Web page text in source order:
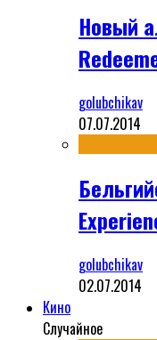
Новый
golubchikav
07.07.2014
golubchikav
02.07.2014
Кино
Случайное